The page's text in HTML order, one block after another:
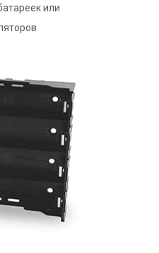
или